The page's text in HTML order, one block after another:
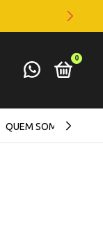
0
QUEM SOMOS